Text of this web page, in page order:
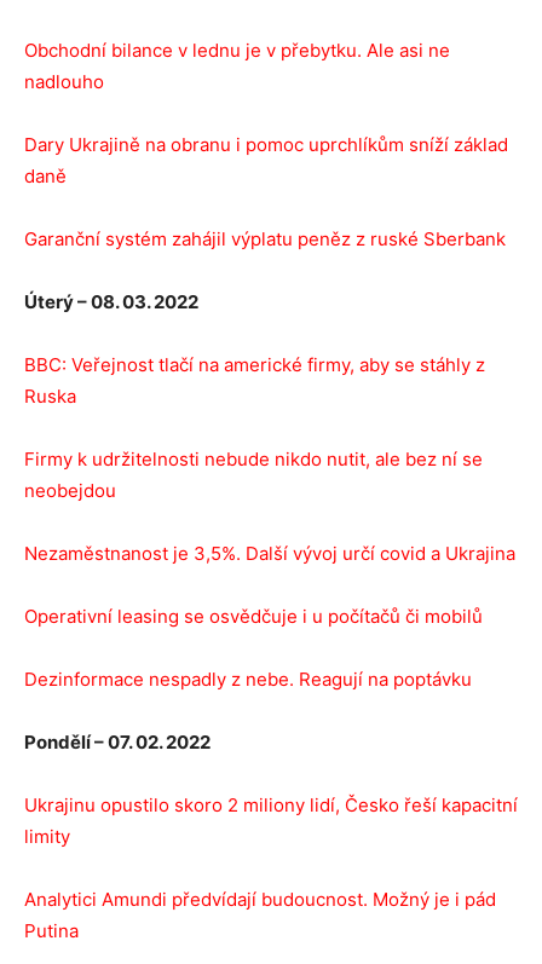
Obchodní bilance v lednu je v přebytku. Ale asi ne
nadlouho
Dary Ukrajině na obranu i pomoc uprchlíkům sníží základ
daně
Garanční systém zahájil výplatu peněz z ruské Sberbank
Úterý – 08. 03. 2022
BBC: Veřejnost tlačí na americké firmy, aby se stáhly z
Ruska
Firmy k udržitelnosti nebude nikdo nutit, ale bez ní se
neobejdou
Nezaměstnanost je 3,5%. Další vývoj určí covid a Ukrajina
Operativní leasing se osvědčuje i u počítačů či mobilů
Dezinformace nespadly z nebe. Reagují na poptávku
Pondělí – 07. 02. 2022
Ukrajinu opustilo skoro 2 miliony lidí, Česko řeší kapacitní
limity
Analytici Amundi předvídají budoucnost. Možný je i pád
Putina